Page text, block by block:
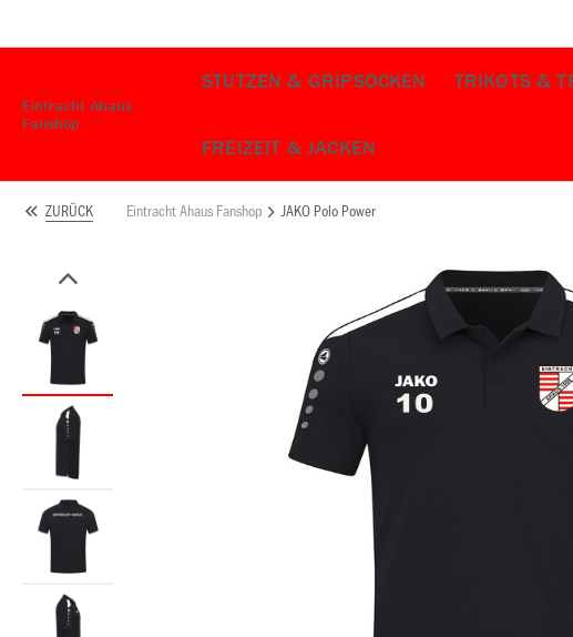
Eintracht Ahaus
Fanshop
STUTZEN & GRIPSOCKEN TRIKOTS &
FREIZEIT & JACKEN
ZURÜCK Eintracht Ahaus Fanshop JAKO Polo Power